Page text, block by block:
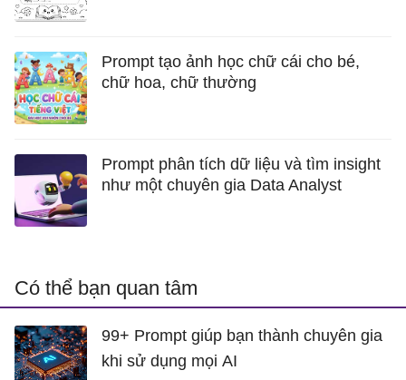
Prompt tạo ảnh học chữ cái cho bé,
chữ hoa, chữ thường
Prompt phân tích dữ liệu và tìm insight
như một chuyên gia Data Analyst
Có thể bạn quan tâm
99+ Prompt giúp bạn thành chuyên gia
khi sử dụng mọi AI